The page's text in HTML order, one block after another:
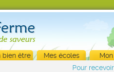
bien être Mes écoles
Pour